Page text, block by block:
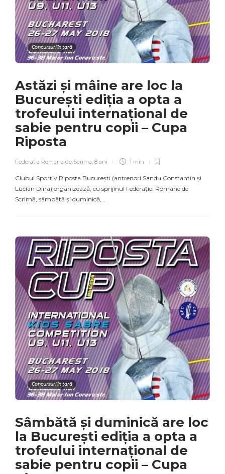
Concursuri în țară
Astăzi și mâine are loc la
București ediția a opta a
trofeului internațional de
sabie pentru copii – Cupa
Riposta
Federatia Romana de Scrima, 8 ani 1 min
Clubul Sportiv Riposta București (antrenori Sandu Constantin și
Lucian Dina) organizează, cu sprijinul Federației Române de
Scrimă, sâmbătă și duminică,…
Concursuri în țară
Sâmbătă și duminică are loc
la București ediția a opta a
trofeului internațional de
sabie pentru copii – Cupa